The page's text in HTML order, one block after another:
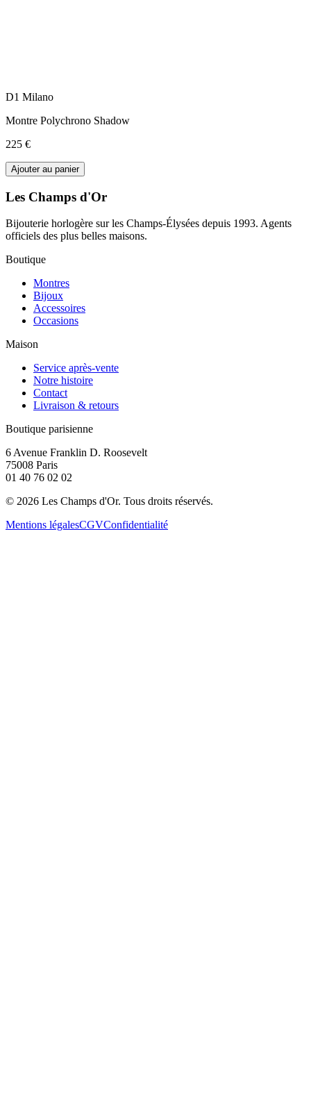
D1 Milano
Montre Polychrono Shadow
225 €
Ajouter au panier
Les Champs d'Or
Bijouterie horlogère sur les Champs-Élysées depuis 1993. Agents
officiels des plus belles maisons.
Boutique
Montres
Bijoux
Accessoires
Occasions
Maison
Service après-vente
Notre histoire
Contact
Livraison & retours
Boutique parisienne
6 Avenue Franklin D. Roosevelt
75008 Paris
01 40 76 02 02
© 2026 Les Champs d'Or. Tous droits réservés.
Mentions légalesCGVConfidentialité